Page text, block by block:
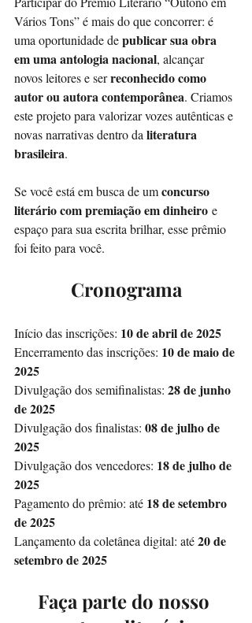
Vários Tons” é mais do que concorrer: é
uma oportunidade de publicar sua obra
em uma antologia nacional, alcançar
novos leitores e ser reconhecido como
autor ou autora contemporânea. Criamos
este projeto para valorizar vozes autênticas e
novas narrativas dentro da literatura
brasileira.
Se você está em busca de um concurso
literário com premiação em dinheiro e
espaço para sua escrita brilhar, esse prêmio
foi feito para você.
Cronograma
Início das inscrições: 10 de abril de 2025
Encerramento das inscrições: 10 de maio de
2025
Divulgação dos semifinalistas: 28 de junho
de 2025
Divulgação dos finalistas: 08 de julho de
2025
Divulgação dos vencedores: 18 de julho de
2025
Pagamento do prêmio: até 18 de setembro
de 2025
Lançamento da coletânea digital: até 20 de
setembro de 2025
Faça parte do nosso